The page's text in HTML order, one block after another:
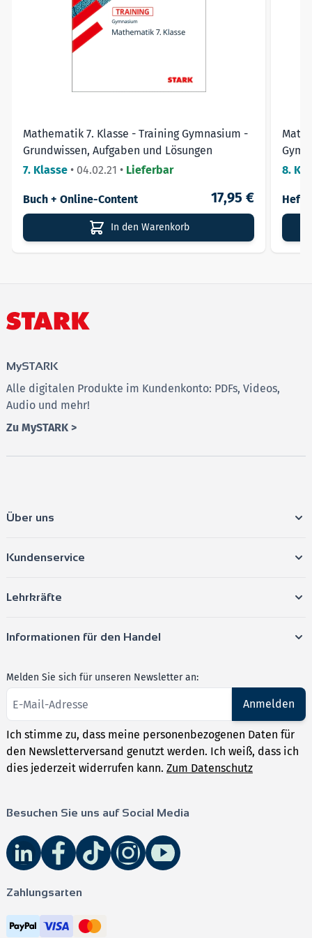
Mathematik 7. Klasse - Training Gymnasium -
Grundwissen, Aufgaben und Lösungen
7. Klasse • 04.02.21 • Lieferbar
Buch + Online-Content 17,95 €
In den Warenkorb
8.
Heft
MySTARK
Alle digitalen Produkte im Kundenkonto: PDFs, Videos,
Audio und mehr!
Zu MySTARK >
Über uns
Kundenservice
Lehrkräfte
Informationen für den Handel
Melden Sie sich für unseren Newsletter an:
Anmelden
Ich stimme zu, dass meine personenbezogenen Daten für
den Newsletterversand genutzt werden. Ich weiß, dass ich
dies jederzeit widerrufen kann. Zum Datenschutz
Besuchen Sie uns auf Social Media
Zahlungsarten